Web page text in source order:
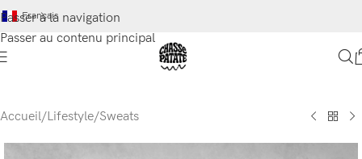
Passer à la navigation
Passer au contenu principal
Français
Accueil/Lifestyle/Sweats